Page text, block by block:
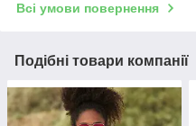
Всі умови повернення
Подібні товари компанії